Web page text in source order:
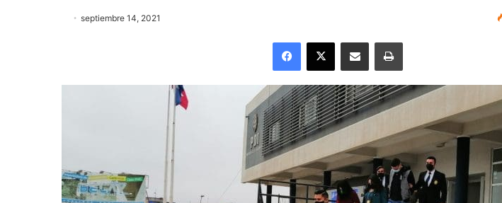
septiembre 14, 2021
Facebook
X Enviar vía email Imprimir